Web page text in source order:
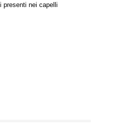
presenti nei capelli